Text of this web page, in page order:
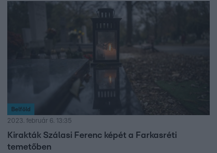
Belföld
2023. február 6. 13:35
Kirakták Szálasi Ferenc képét a Farkasréti
temetőben